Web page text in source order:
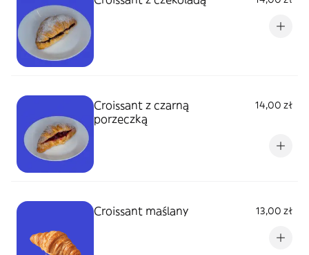
Croissant z czarną
porzeczką
14,00 zł
Croissant maślany 13,00 zł